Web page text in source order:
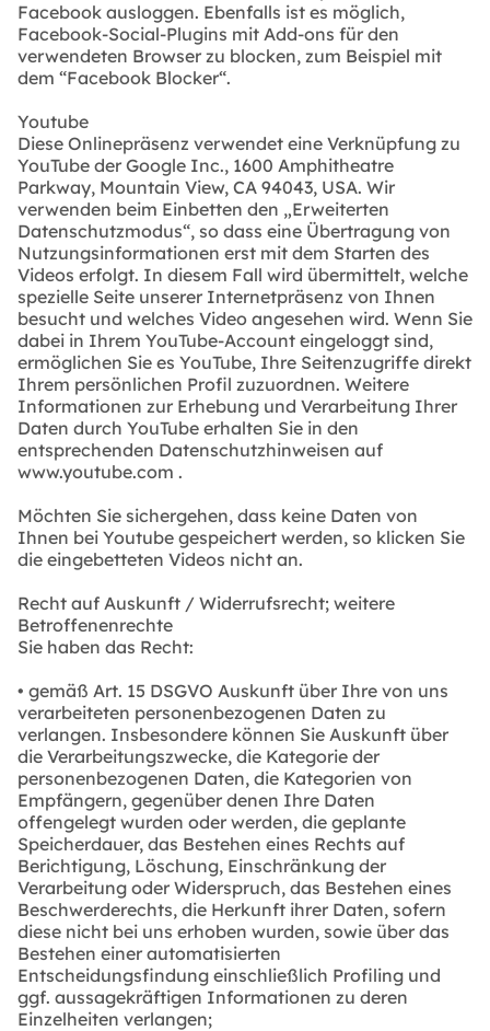
Facebook ausloggen. Ebenfalls ist es möglich,
Facebook-Social-Plugins mit Add-ons für den
verwendeten Browser zu blocken, zum Beispiel mit
dem “Facebook Blocker“.
Youtube
Diese Onlinepräsenz verwendet eine Verknüpfung zu
YouTube der Google Inc., 1600 Amphitheatre
Parkway, Mountain View, CA 94043, USA. Wir
verwenden beim Einbetten den „Erweiterten
Datenschutzmodus“, so dass eine Übertragung von
Nutzungsinformationen erst mit dem Starten des
Videos erfolgt. In diesem Fall wird übermittelt, welche
spezielle Seite unserer Internetpräsenz von Ihnen
besucht und welches Video angesehen wird. Wenn Sie
dabei in Ihrem YouTube-Account eingeloggt sind,
ermöglichen Sie es YouTube, Ihre Seitenzugriffe direkt
Ihrem persönlichen Profil zuzuordnen. Weitere
Informationen zur Erhebung und Verarbeitung Ihrer
Daten durch YouTube erhalten Sie in den
entsprechenden Datenschutzhinweisen auf
www.youtube.com .
Möchten Sie sichergehen, dass keine Daten von
Ihnen bei Youtube gespeichert werden, so klicken Sie
die eingebetteten Videos nicht an.
Recht auf Auskunft / Widerrufsrecht; weitere
Betroffenenrechte
Sie haben das Recht:
• gemäß Art. 15 DSGVO Auskunft über Ihre von uns
verarbeiteten personenbezogenen Daten zu
verlangen. Insbesondere können Sie Auskunft über
die Verarbeitungszwecke, die Kategorie der
personenbezogenen Daten, die Kategorien von
Empfängern, gegenüber denen Ihre Daten
offengelegt wurden oder werden, die geplante
Speicherdauer, das Bestehen eines Rechts auf
Berichtigung, Löschung, Einschränkung der
Verarbeitung oder Widerspruch, das Bestehen eines
Beschwerderechts, die Herkunft ihrer Daten, sofern
diese nicht bei uns erhoben wurden, sowie über das
Bestehen einer automatisierten
Entscheidungsfindung einschließlich Profiling und
ggf. aussagekräftigen Informationen zu deren
Einzelheiten verlangen;